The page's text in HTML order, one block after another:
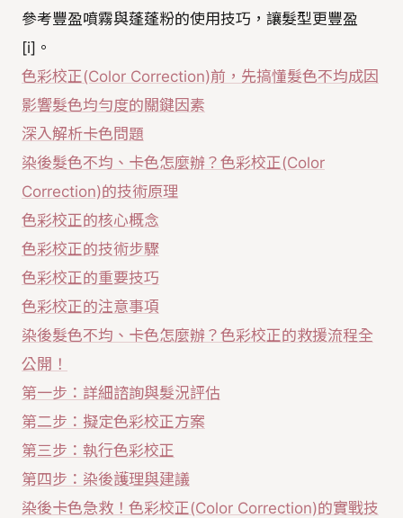
參考豐盈噴霧與蓬蓬粉的使用技巧，讓髮型更豐盈
[i]。
色彩校正(Color Correction)前，先搞懂髮色不均成因
影響髮色均勻度的關鍵因素
深入解析卡色問題
染後髮色不均、卡色怎麼辦？色彩校正(Color
Correction)的技術原理
色彩校正的核心概念
色彩校正的技術步驟
色彩校正的重要技巧
色彩校正的注意事項
染後髮色不均、卡色怎麼辦？色彩校正的救援流程全
公開！
第一步：詳細諮詢與髮況評估
第二步：擬定色彩校正方案
第三步：執行色彩校正
第四步：染後護理與建議
染後卡色急救！色彩校正(Color Correction)的實戰技